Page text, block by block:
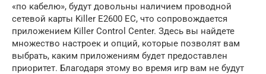
«по кабелю», будут довольны наличием проводной
сетевой карты Killer E2600 EC, что сопровождается
приложением Killer Control Center. Здесь вы найдете
множество настроек и опций, которые позволят вам
выбрать, каким приложениям будет предоставлен
приоритет. Благодаря этому во время игр вам не будут